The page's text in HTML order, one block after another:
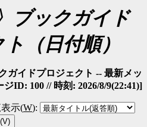
ブックガイド
（日付順）
ガイドプロジェクト -- 最新メッ
ジID: 100 // 時刻: 2026/8/9(22:41)]
示(W):